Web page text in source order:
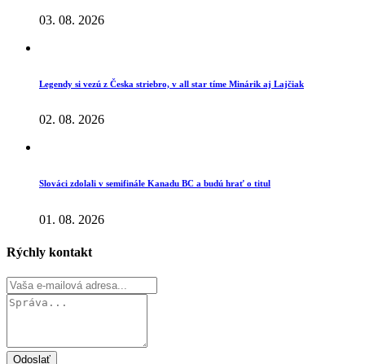
03. 08. 2026
Legendy si vezú z Česka striebro, v all star tíme Minárik aj Lajčiak
02. 08. 2026
Slováci zdolali v semifinále Kanadu BC a budú hrať o titul
01. 08. 2026
Rýchly kontakt
Odoslať